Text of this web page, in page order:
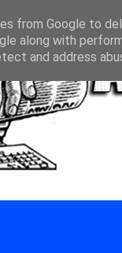
from Google to
along with
and address